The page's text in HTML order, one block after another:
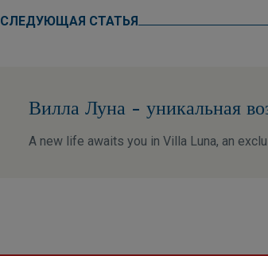
СЛЕДУЮЩАЯ СТАТЬЯ
Вилла Луна - уникальная
A new life awaits you in Villa Luna, an